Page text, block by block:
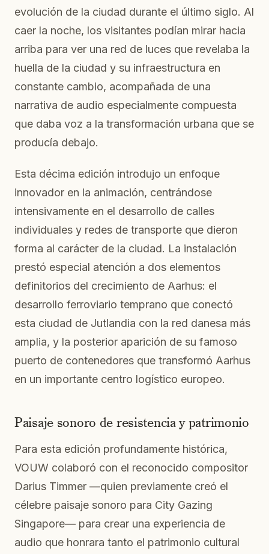
evolución de la ciudad durante el último siglo. Al
caer la noche, los visitantes podían mirar hacia
arriba para ver una red de luces que revelaba la
huella de la ciudad y su infraestructura en
constante cambio, acompañada de una
narrativa de audio especialmente compuesta
que daba voz a la transformación urbana que se
producía debajo.
Esta décima edición introdujo un enfoque
innovador en la animación, centrándose
intensivamente en el desarrollo de calles
individuales y redes de transporte que dieron
forma al carácter de la ciudad. La instalación
prestó especial atención a dos elementos
definitorios del crecimiento de Aarhus: el
desarrollo ferroviario temprano que conectó
esta ciudad de Jutlandia con la red danesa más
amplia, y la posterior aparición de su famoso
puerto de contenedores que transformó Aarhus
en un importante centro logístico europeo.
Paisaje sonoro de resistencia y patrimonio
Para esta edición profundamente histórica,
VOUW colaboró con el reconocido compositor
Darius Timmer —quien previamente creó el
célebre paisaje sonoro para City Gazing
Singapore— para crear una experiencia de
audio que honrara tanto el patrimonio cultural